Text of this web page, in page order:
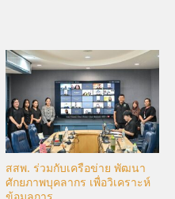
สสพ. ร่วมกับเครือข่าย พัฒนา
ศักยภาพบุคลากร เพื่อวิเคราะห์
ข้อมูลการ ...